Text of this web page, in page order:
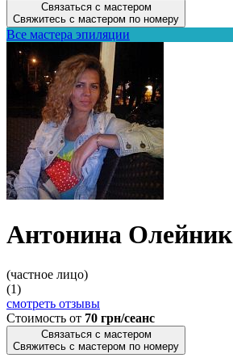
Связаться с мастером
Свяжитесь с мастером по номеру
Все мастера эпиляции
Антонина Олейник
(частное лицо)
(1)
смотреть отзывы
Стоимость от 70 грн/сеанс
Связаться с мастером
Свяжитесь с мастером по номеру